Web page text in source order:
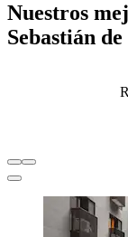
Nuestros
Sebastián de